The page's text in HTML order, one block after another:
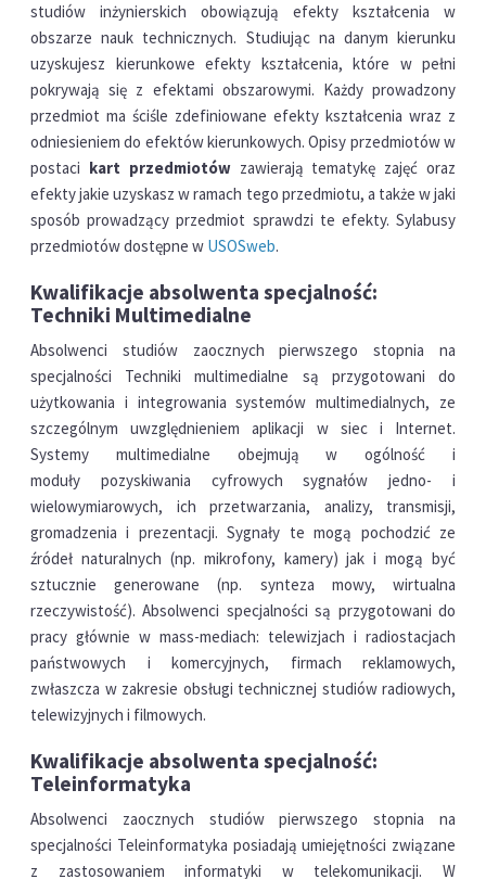
studiów inżynierskich obowiązują efekty kształcenia w
obszarze nauk technicznych. Studiując na danym kierunku
uzyskujesz kierunkowe efekty kształcenia, które w pełni
pokrywają się z efektami obszarowymi. Każdy prowadzony
przedmiot ma ściśle zdefiniowane efekty kształcenia wraz z
odniesieniem do efektów kierunkowych. Opisy przedmiotów w
postaci kart przedmiotówzawierają tematykę zajęć oraz
efekty jakie uzyskasz w ramach tego przedmiotu, a także w jaki
sposób prowadzący przedmiot sprawdzi te efekty. Sylabusy
przedmiotów dostępne w USOSweb.
Kwalifikacje absolwenta specjalność:
Techniki Multimedialne
Absolwenci studiów zaocznych pierwszego stopnia na
specjalności Techniki multimedialne są przygotowani do
użytkowania i integrowania systemów multimedialnych, ze
szczególnym uwzględnieniem aplikacji w siec i Internet.
Systemy multimedialne obejmują w ogólność i
moduły pozyskiwania cyfrowych sygnałów jedno- i
wielowymiarowych, ich przetwarzania, analizy, transmisji,
gromadzenia i prezentacji. Sygnały te mogą pochodzić ze
źródeł naturalnych (np. mikrofony, kamery) jak i mogą być
sztucznie generowane (np. synteza mowy, wirtualna
rzeczywistość). Absolwenci specjalności są przygotowani do
pracy głównie w mass-mediach: telewizjach i radiostacjach
państwowych i komercyjnych, firmach reklamowych,
zwłaszcza w zakresie obsługi technicznej studiów radiowych,
telewizyjnych i filmowych.
Kwalifikacje absolwenta specjalność:
Teleinformatyka
Absolwenci zaocznych studiów pierwszego stopnia na
specjalności Teleinformatyka posiadają umiejętności związane
z zastosowaniem informatyki w telekomunikacji. W